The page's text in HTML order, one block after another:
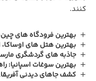
کنند.
بهترین فرودگاه‌ های
بهترین هتل‌ های
جاذبه های گردشگری
بهترین سوغات اسپانیا:
کشف جاهای دیدنی